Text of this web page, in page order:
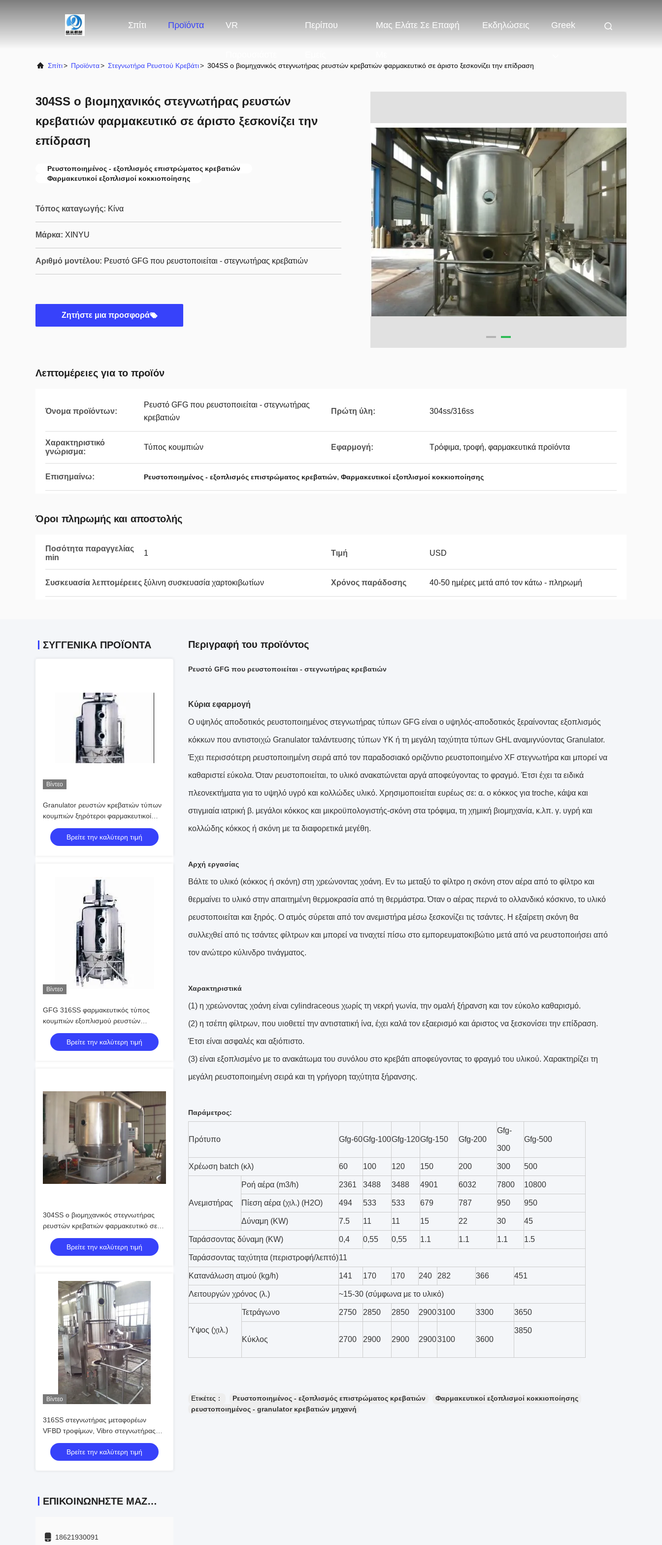
Σπίτι Προϊόντα VR Περίπου Μας Ελάτε Σε Επαφή Εκδηλώσεις Greek
Σπίτι> Προϊόντα> Στεγνωτήρα Ρευστού Κρεβάτι> 304SS ο βιομηχανικός στεγνωτήρας ρευστών κρεβατιών φαρμακευτικό σε άριστο ξεσκονίζει την επίδραση
304SS ο βιομηχανικός στεγνωτήρας ρευστών
κρεβατιών φαρμακευτικό σε άριστο ξεσκονίζει την
επίδραση
Ρευστοποιημένος - εξοπλισμός επιστρώματος κρεβατιών
Φαρμακευτικοί εξοπλισμοί κοκκιοποίησης
Τόπος καταγωγής: Κίνα
Μάρκα: XINYU
Αριθμό μοντέλου: Ρευστό GFG που ρευστοποιείται - στεγνωτήρας κρεβατιών
Ζητήστε μια προσφορά
Λεπτομέρειες για το προϊόν
Όνομα προϊόντων:
Ρευστό GFG που ρευστοποιείται - στεγνωτήρας
κρεβατιών
Πρώτη ύλη: 304ss/316ss
Χαρακτηριστικό
γνώρισμα:
Τύπος κουμπιών Εφαρμογή: Τρόφιμα, τροφή, φαρμακευτικά προϊόντα
Επισημαίνω: Ρευστοποιημένος - εξοπλισμός επιστρώματος κρεβατιών, Φαρμακευτικοί εξοπλισμοί κοκκιοποίησης
Όροι πληρωμής και αποστολής
Ποσότητα παραγγελίας
min
1 Τιμή USD
Συσκευασία λεπτομέρειες ξύλινη συσκευασία χαρτοκιβωτίων Χρόνος παράδοσης 40-50 ημέρες μετά από τον κάτω - πληρωμή
ΣΥΓΓΕΝΙΚΆ ΠΡΟΪΌΝΤΑ
Βίντεο
Granulator ρευστών κρεβατιών τύπων
κουμπιών ξηρότεροι φαρμακευτικοί
εξοπλισμοί κοκκιοποίησης
Βρείτε την καλύτερη τιμή
Βίντεο
GFG 316SS φαρμακευτικός τύπος
κουμπιών εξοπλισμού ρευστών
κρεβατιών ξηρότερος
Βρείτε την καλύτερη τιμή
304SS ο βιομηχανικός στεγνωτήρας
ρευστών κρεβατιών φαρμακευτικό σε
άριστο ξεσκονίζει την επίδραση
Βρείτε την καλύτερη τιμή
Βίντεο
316SS στεγνωτήρας μεταφορέων
VFBD τροφίμων, Vibro στεγνωτήρας
ρευστών κρεβατιών
Βρείτε την καλύτερη τιμή
ΕΠΙΚΟΙΝΩΝΉΣΤΕ ΜΑΖΊ ΜΑΣ
18621930091
Περιγραφή του προϊόντος
Ρευστό GFG που ρευστοποιείται - στεγνωτήρας κρεβατιών
Κύρια εφαρμογή
Ο υψηλός αποδοτικός ρευστοποιημένος στεγνωτήρας τύπων GFG είναι ο υψηλός-αποδοτικός ξεραίνοντας εξοπλισμός
κόκκων που αντιστοιχώ Granulator ταλάντευσης τύπων YK ή τη μεγάλη ταχύτητα τύπων GHL αναμιγνύοντας Granulator.
Έχει περισσότερη ρευστοποιημένη σειρά από τον παραδοσιακό οριζόντιο ρευστοποιημένο XF στεγνωτήρα και μπορεί να
καθαριστεί εύκολα. Όταν ρευστοποιείται, το υλικό ανακατώνεται αργά αποφεύγοντας το φραγμό. Έτσι έχει τα ειδικά
πλεονεκτήματα για το υψηλό υγρό και κολλώδες υλικό. Χρησιμοποιείται ευρέως σε: α. ο κόκκος για troche, κάψα και
στιγμιαία ιατρική β. μεγάλοι κόκκος και μικροϋπολογιστής-σκόνη στα τρόφιμα, τη χημική βιομηχανία, κ.λπ. γ. υγρή και
κολλώδης κόκκος ή σκόνη με τα διαφορετικά μεγέθη.
Αρχή εργασίας
Βάλτε το υλικό (κόκκος ή σκόνη) στη χρεώνοντας χοάνη. Εν τω μεταξύ το φίλτρο η σκόνη στον αέρα από το φίλτρο και
θερμαίνει το υλικό στην απαιτημένη θερμοκρασία από τη θερμάστρα. Όταν ο αέρας περνά το ολλανδικό κόσκινο, το υλικό
ρευστοποιείται και ξηρός. Ο ατμός σύρεται από τον ανεμιστήρα μέσω ξεσκονίζει τις τσάντες. Η εξαίρετη σκόνη θα
συλλεχθεί από τις τσάντες φίλτρων και μπορεί να τιναχτεί πίσω στο εμπορευματοκιβώτιο μετά από να ρευστοποιήσει από
τον ανώτερο κύλινδρο τινάγματος.
Χαρακτηριστικά
(1) η χρεώνοντας χοάνη είναι cylindraceous χωρίς τη νεκρή γωνία, την ομαλή ξήρανση και τον εύκολο καθαρισμό.
(2) η τσέπη φίλτρων, που υιοθετεί την αντιστατική ίνα, έχει καλά τον εξαερισμό και άριστος να ξεσκονίσει την επίδραση.
Έτσι είναι ασφαλές και αξιόπιστο.
(3) είναι εξοπλισμένο με το ανακάτωμα του συνόλου στο κρεβάτι αποφεύγοντας το φραγμό του υλικού. Χαρακτηρίζει τη
μεγάλη ρευστοποιημένη σειρά και τη γρήγορη ταχύτητα ξήρανσης.
Παράμετρος:
Πρότυπο Gfg-60Gfg-100Gfg-120Gfg-150 Gfg-200
Gfg-
300
Gfg-500
Χρέωση batch (κλ) 60 100 120 150 200 300 500
Ανεμιστήρας
Ροή αέρα (m3/h) 2361 3488 3488 4901 6032 7800 10800
Πίεση αέρα (χιλ.) (H2O) 494 533 533 679 787 950 950
Δύναμη (KW) 7.5 11 11 15 22 30 45
Ταράσσοντας δύναμη (KW) 0,4 0,55 0,55 1.1 1.1 1.1 1.5
Ταράσσοντας ταχύτητα (περιστροφή/λεπτό)11
Κατανάλωση ατμού (kg/h) 141 170 170 240 282 366 451
Λειτουργών χρόνος (λ.) ~15-30 (σύμφωνα με το υλικό)
Ύψος (χιλ.)
Τετράγωνο 2750 2850 2850 29003100 3300 3650
Κύκλος 2700 2900 2900 29003100 3600
3850
Ετικέτες： Ρευστοποιημένος - εξοπλισμός επιστρώματος κρεβατιών
Φαρμακευτικοί εξοπλισμοί κοκκιοποίησης
ρευστοποιημένος - granulator κρεβατιών μηχανή